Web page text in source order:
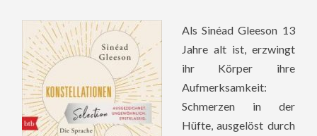
Als Sinéad Gleeson 13
Jahre alt ist, erzwingt
ihr Körper ihre
Aufmerksamkeit:
Schmerzen in der
Hüfte, ausgelöst durch